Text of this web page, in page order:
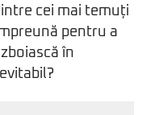
cei mai temuți
pentru a
în